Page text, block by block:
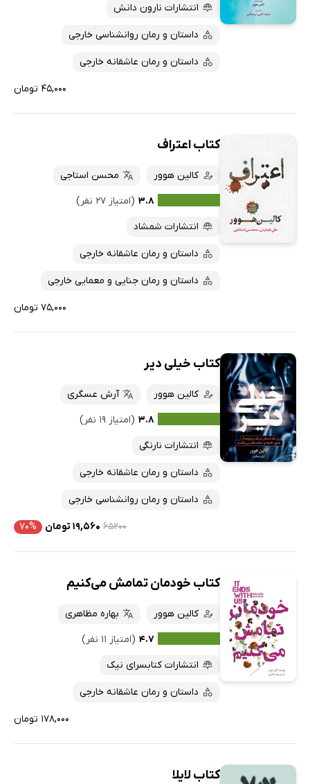
انتشارات نارون دانش
داستان و رمان روانشناسی خارجی
داستان و رمان عاشقانه خارجی
۴۵,۰۰۰ تومان
کتاب اعتراف
کالین هوور
محسن استاجی
۳.۸ (امتیاز ۲۷ نفر)
انتشارات شمشاد
داستان و رمان عاشقانه خارجی
داستان و رمان جنایی و معمایی خارجی
۷۵,۰۰۰ تومان
کتاب خیلی دیر
کالین هوور
آرش عسگری
۳.۸ (امتیاز ۱۹ نفر)
انتشارات نارنگی
داستان و رمان عاشقانه خارجی
داستان و رمان روانشناسی خارجی
۶۵۲۰۰ ۱۹,۵۶۰ تومان ۷۰%
کتاب خودمان تمامش می‌کنیم
کالین هوور
‬بهاره ‬مظاهری
۴.۷ (امتیاز ۱۱ نفر)
انتشارات کتابسرای نیک
داستان و رمان عاشقانه خارجی
۱۷۸,۰۰۰ تومان
کتاب لایلا